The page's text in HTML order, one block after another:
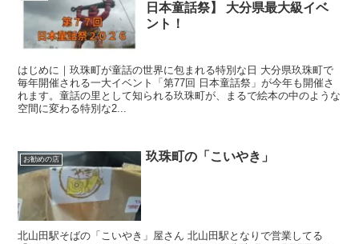
日本童話祭】 大分県最大級イベ
ント！
はじめに｜玖珠町が童話の世界に包まれる特別な日 大分県玖珠町で
毎年開催される一大イベント「第77回 日本童話祭」が今年も開催さ
れます。童話の里として知られる玖珠町が、まるで絵本の中のような
空間に変わる特別な2...
お勧めの店 玖珠町の「こいやき」
北山田駅そばの「こいやき」屋さん 北山田駅となりで営業してる